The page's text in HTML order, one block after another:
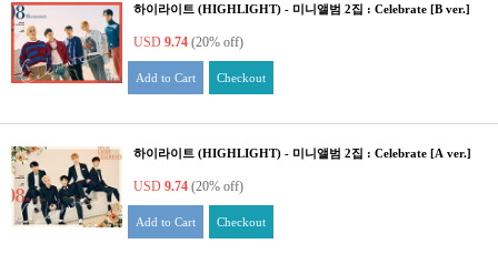
하이라이트 (HIGHLIGHT) - 미니앨범 2집 : Celebrate [B ver.]
USD 9.74 (20% off)
Add to Cart Checkout
하이라이트 (HIGHLIGHT) - 미니앨범 2집 : Celebrate [A ver.]
USD 9.74 (20% off)
Add to Cart Checkout